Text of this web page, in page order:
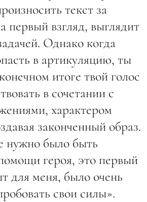
текст за
первый взгляд, выглядит
Однако когда
в артикуляцию, ты
итоге твой голос
в сочетании с
характером
законченный образ.
нужно было быть
героя, это первый
для меня, было очень
свои силы».